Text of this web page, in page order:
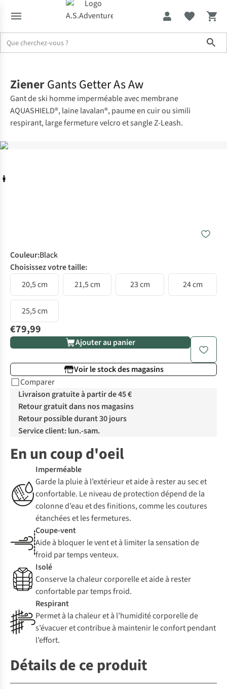
ZienerGants Getter As Aw
Gant de ski homme imperméable avec membrane
AQUASHIELD®, laine lavalan®, paume en cuir ou simili
respirant, large fermeture velcro et sangle Z-Leash.
Couleur:Black
Choisissez votre taille:
20,5 cm
21,5 cm 23 cm 24 cm
25,5 cm
€79,99
Ajouter au panier
Voir le stock des magasins
Comparer
Livraison gratuite à partir de 45 €
Retour gratuit dans nos magasins
Retour possible durant 30 jours
Service client: lun.-sam.
En un coup d'oeil
Imperméable
Garde la pluie à l’extérieur et aide à rester au sec et
confortable. Le niveau de protection dépend de la
colonne d’eau et des finitions, comme les coutures
étanchées et les fermetures.
Coupe-vent
Aide à bloquer le vent et à limiter la sensation de
froid par temps venteux.
Isolé
Conserve la chaleur corporelle et aide à rester
confortable par temps froid.
Respirant
Permet à la chaleur et à l’humidité corporelle de
s’évacuer et contribue à maintenir le confort pendant
l’effort.
Détails de ce produit